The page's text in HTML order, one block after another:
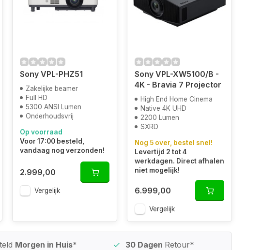
Sony VPL-PHZ51
Zakelijke beamer
Full HD
5300 ANSI Lumen
Onderhoudsvrij
Op voorraad
Voor 17:00 besteld,
vandaag nog verzonden!
2.999,00
Vergelijk
Sony VPL-XW5100/B -
4K - Bravia 7 Projector
High End Home Cinema
Native 4K UHD
2200 Lumen
SXRD
Nog 5 over, bestel snel!
Levertijd 2 tot 4
werkdagen. Direct afhalen
niet mogelijk!
6.999,00
Vergelijk
Morgen in Huis* 30 Dagen Retour*